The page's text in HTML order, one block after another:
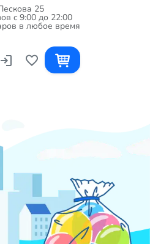
25
c 9:00 до 22:00
в любое время